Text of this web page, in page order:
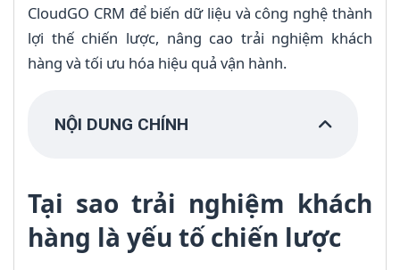
CloudGO CRM để biến dữ liệu và công nghệ thành
lợi thế chiến lược, nâng cao trải nghiệm khách
hàng và tối ưu hóa hiệu quả vận hành.
NỘI DUNG CHÍNH
Tại sao trải nghiệm khách
hàng là yếu tố chiến lược